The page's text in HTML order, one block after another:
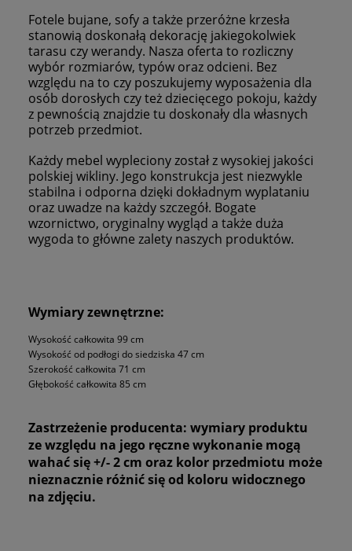
Fotele bujane, sofy a także przeróżne krzesła
stanowią doskonałą dekorację jakiegokolwiek
tarasu czy werandy. Nasza oferta to rozliczny
wybór rozmiarów, typów oraz odcieni. Bez
względu na to czy poszukujemy wyposażenia dla
osób dorosłych czy też dziecięcego pokoju, każdy
z pewnością znajdzie tu doskonały dla własnych
potrzeb przedmiot.
Każdy mebel wypleciony został z wysokiej jakości
polskiej wikliny. Jego konstrukcja jest niezwykle
stabilna i odporna dzięki dokładnym wyplataniu
oraz uwadze na każdy szczegół. Bogate
wzornictwo, oryginalny wygląd a także duża
wygoda to główne zalety naszych produktów.
Wymiary zewnętrzne:
Wysokość całkowita 99 cm
Wysokość od podłogi do siedziska 47 cm
Szerokość całkowita 71 cm
Głębokość całkowita 85 cm
Zastrzeżenie producenta: wymiary produktu
ze względu na jego ręczne wykonanie mogą
wahać się +/- 2 cm oraz kolor przedmiotu może
nieznacznie różnić się od koloru widocznego
na zdjęciu.